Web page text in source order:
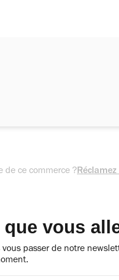
de ce commerce ?Réclamez
que vous
passer de notre